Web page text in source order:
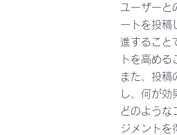
ユーザーと
ートを投稿
進すること
トを高める
また、投稿
し、何が効
どのような
ジメントを